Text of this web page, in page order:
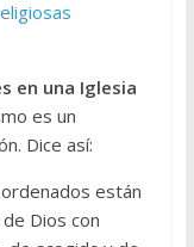
en una Iglesia
es un
Dice así:
están
Dios con